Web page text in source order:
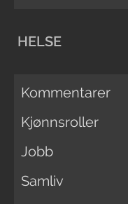
HELSE
Kommentarer
Kjønnsroller
Jobb
Samliv